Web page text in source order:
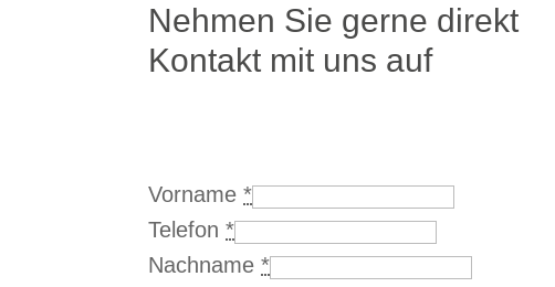
Nehmen Sie gerne direkt
Kontakt mit uns auf
Vorname *
Telefon *
Nachname *